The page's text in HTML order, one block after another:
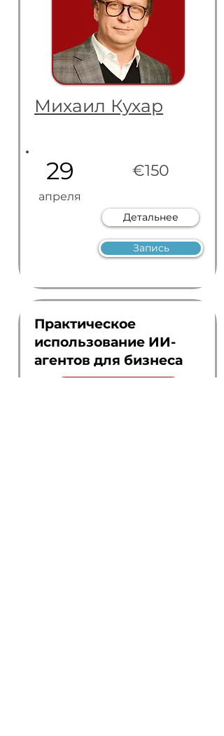
Михаил Кухар
29
апреля
€150
Детальнее
Запись
Практическое
использование ИИ-
агентов для бизнеса